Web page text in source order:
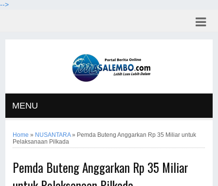
-->
MENU
Home » NUSANTARA» Pemda Buteng Anggarkan Rp 35 Miliar untuk
Pelaksanaan Pilkada
Pemda Buteng Anggarkan Rp 35 Miliar